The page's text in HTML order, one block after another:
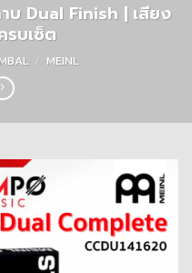
บ Dual Finish | เสียง
บเซ็ต
/ MEINL